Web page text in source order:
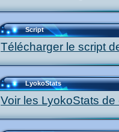
Script
Télécharger le script
LyokoStats
Voir les LyokoStats